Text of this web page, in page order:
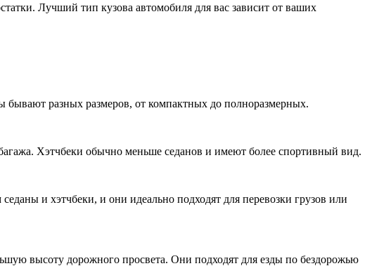
Лучший тип кузова автомобиля для вас зависит от ваших
разных размеров, от компактных до полноразмерных.
багажа. Хэтчбеки обычно меньше седанов и имеют более спортивный вид.
и хэтчбеки, и они идеально подходят для перевозки грузов или
высоту дорожного просвета. Они подходят для езды по бездорожью